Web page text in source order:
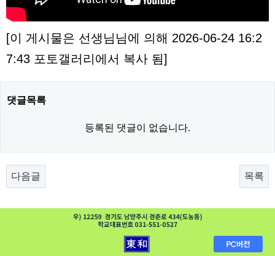
[이 게시물은 선생님님에 의해 2026-06-24 16:2
7:43 포토갤러리에서 복사 됨]
댓글목록
등록된 댓글이 없습니다.
다음글 목록